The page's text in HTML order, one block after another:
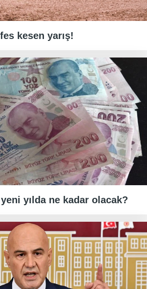
kesen yarış!
yılda ne kadar olacak?